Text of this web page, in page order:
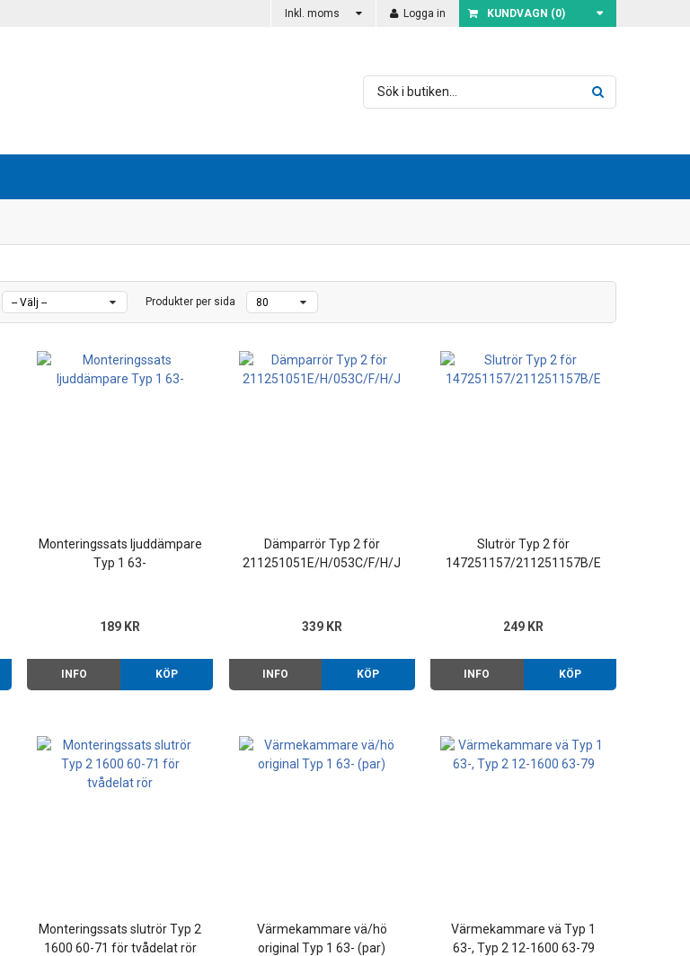
Inkl. moms Logga in KUNDVAGN (0)
Produkter per sida
Monteringssats ljuddämpare
Typ 1 63-
189 KR
INFO KÖP
Dämparrör Typ 2 för
211251051E/H/053C/F/H/J
339 KR
INFO KÖP
Slutrör Typ 2 för
147251157/211251157B/E
249 KR
INFO KÖP
Monteringssats slutrör Typ 2
1600 60-71 för tvådelat rör
Värmekammare vä/hö
original Typ 1 63- (par)
Värmekammare vä Typ 1
63-, Typ 2 12-1600 63-79